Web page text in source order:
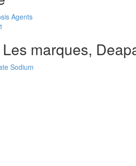
Agents
marques,
Sodium